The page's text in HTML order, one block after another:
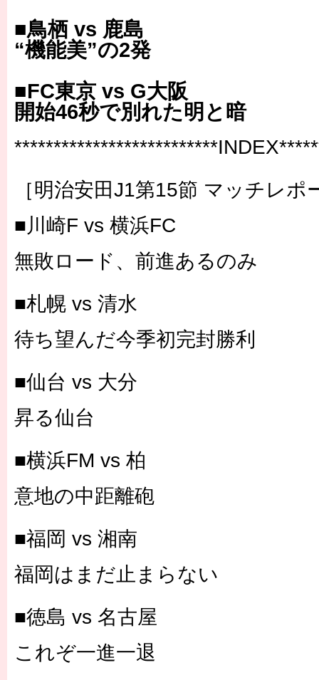
■鳥栖 vs 鹿島
“機能美”の2発
■FC東京 vs G大阪
開始46秒で別れた明と暗
［明治安田J1第15節 マッチレポ
■川崎F vs 横浜FC
無敗ロード、前進あるのみ
■札幌 vs 清水
待ち望んだ今季初完封勝利
■仙台 vs 大分
昇る仙台
■横浜FM vs 柏
意地の中距離砲
■福岡 vs 湘南
福岡はまだ止まらない
■徳島 vs 名古屋
これぞ一進一退